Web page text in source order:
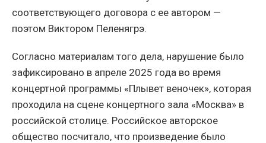
соответствующего договора с ее автором —
поэтом Виктором Пеленягрэ.
Согласно материалам того дела, нарушение было
зафиксировано в апреле 2025 года во время
концертной программы «Плывет веночек», которая
проходила на сцене концертного зала «Москва» в
российской столице. Российское авторское
общество посчитало, что произведение было